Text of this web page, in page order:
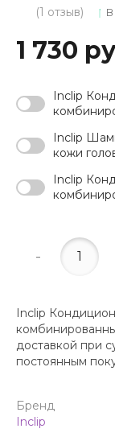
(1 отзыв)
1 730
Inclip
Inclip
кожи
Inclip
-
Inclip
доставкой при
постоянным
Бренд
Inclip